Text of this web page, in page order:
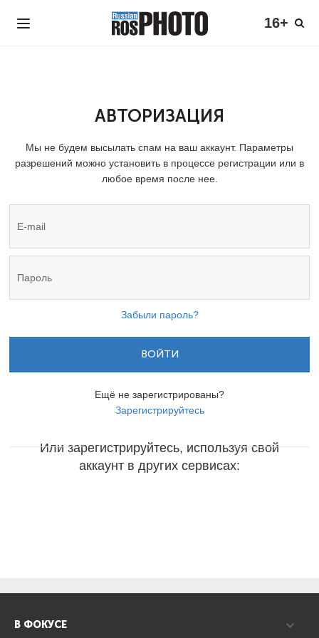
16+
АВТОРИЗАЦИЯ
Мы не будем высылать спам на ваш аккаунт. Параметры
разрешений можно установить в процессе регистрации или в
любое время после нее.
Забыли пароль?
ВОЙТИ
Ещё не зарегистрированы?
Зарегистрируйтесь
Или зарегистрируйтесь, используя свой
аккаунт в других сервисах:
В ФОКУСЕ